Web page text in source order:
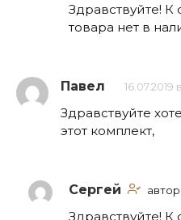
Здравствуйте!
товара нет в
Павел 16.07.2019
Здравствуйте
этот комплект,
Сергей автор
Здравствуйте!